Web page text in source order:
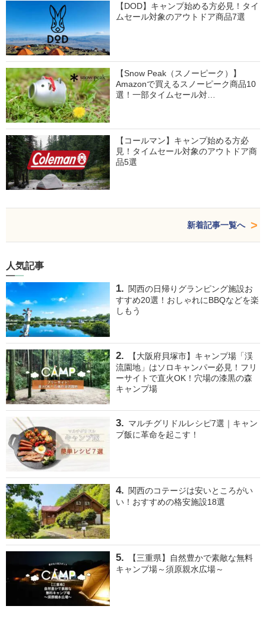
【DOD】キャンプ始める方必見！タイ
ムセール対象のアウトドア商品7選
【Snow Peak（スノーピーク）】
Amazonで買えるスノーピーク商品10
選！一部タイムセール対…
【コールマン】キャンプ始める方必
見！タイムセール対象のアウトドア商
品5選
新着記事一覧へ
人気記事
関西の日帰りグランピング施設お
すすめ20選！おしゃれにBBQなどを楽
しもう
【大阪府貝塚市】キャンプ場「渓
流園地」はソロキャンパー必見！フリ
ーサイトで直火OK！穴場の漆黒の森
キャンプ場
マルチグリドルレシピ7選｜キャン
プ飯に革命を起こす！
関西のコテージは安いところがい
い！おすすめの格安施設18選
【三重県】自然豊かで素敵な無料
キャンプ場～須原親水広場～